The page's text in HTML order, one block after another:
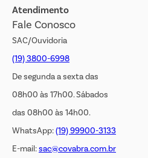
Jornal de Ofertas
Transparência Salarial
Atendimento
Fale Conosco
SAC/Ouvidoria
(19) 3800-6998
De segunda a sexta das
08h00 às 17h00. Sábados
das 08h00 às 14h00.
WhatsApp:(19) 99900-3133
E-mail:sac@covabra.com.br